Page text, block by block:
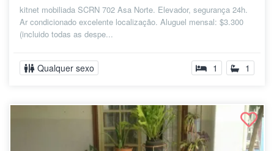
kitnet mobiliada SCRN 702 Asa Norte. Elevador, segurança 24h.
Ar condicionado excelente localização. Aluguel mensal: $3.300
(incluido todas as despe...
Qualquer sexo 1 1